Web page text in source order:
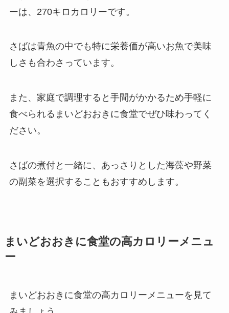
ーは、270キロカロリーです。
さばは青魚の中でも特に栄養価が高いお魚で美味
しさも合わさっています。
また、家庭で調理すると手間がかかるため手軽に
食べられるまいどおおきに食堂でぜひ味わってく
ださい。
さばの煮付と一緒に、あっさりとした海藻や野菜
の副菜を選択することもおすすめします。
まいどおおきに食堂の高カロリーメニュ
ー
まいどおおきに食堂の高カロリーメニューを見て